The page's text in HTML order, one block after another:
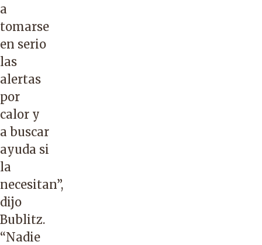
a
tomarse
en serio
las
alertas
por
calor y
a buscar
ayuda si
la
necesitan”,
dijo
Bublitz.
“Nadie